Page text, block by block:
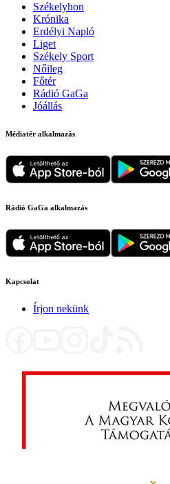
Székelyhon
Krónika
Erdélyi Napló
Liget
Székely Sport
Nőileg
Főtér
Rádió GaGa
Jóállás
Médiatér alkalmazás
Rádió GaGa alkalmazás
Kapcsolat
Írjon nekünk